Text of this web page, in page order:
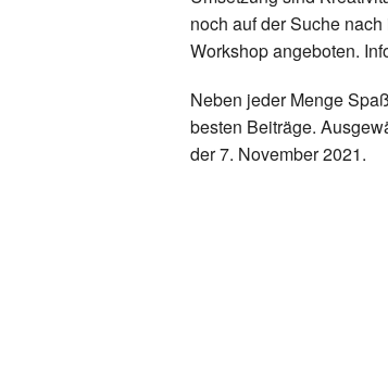
noch auf der Suche
Workshop angeboten.
Neben jeder Menge
besten Beiträge.
der 7. November 2021.